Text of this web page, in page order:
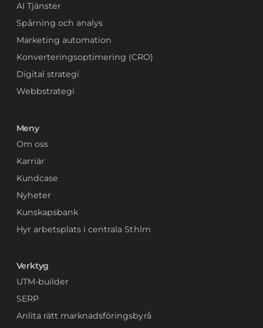
AI Tjänster
Spårning och analys
Marketing automation
Konverteringsoptimering (CRO)
Digital strategi
Webbstrategi
Meny
Om oss
Karriär
Kundcase
Nyheter
Kunskapsbank
Hyr arbetsplats i centrala Sthlm
Verktyg
UTM-builder
SERP
Anlita rätt marknadsföringsbyrå